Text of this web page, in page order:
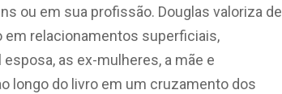
ou em sua profissão. Douglas valoriza de
relacionamentos superficiais,
as ex-mulheres, a mãe e
longo do livro em um cruzamento dos